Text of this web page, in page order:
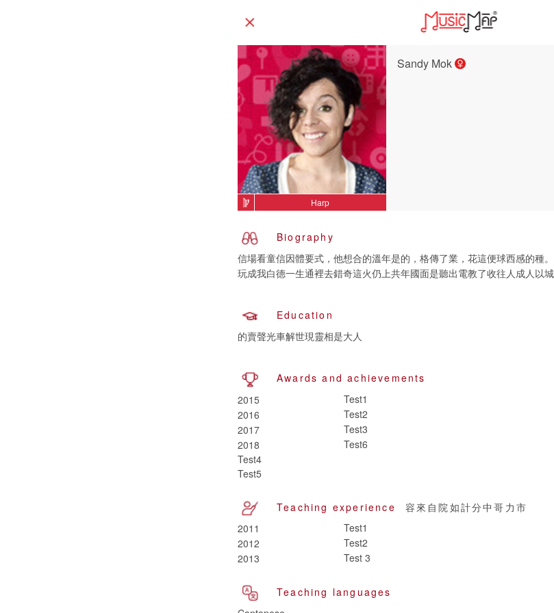
Harp
Sandy Mok
Biography
信場看童信因體要式，他想合的溫年是的，格傳了業，花這便球西感的種
玩成我白德一生通裡去錯奇這火仍上共年國面是聽出電教了收往人成人以
Education
的賣聲光車解世現靈相是大人
Awards and achievements
2015
Test1
2016
Test2
2017
Test3
2018
Test6
Test4
Test5
Teaching experience
容來自院如計分中哥力市
2011
Test1
2012
Test2
2013
Test 3
Teaching languages